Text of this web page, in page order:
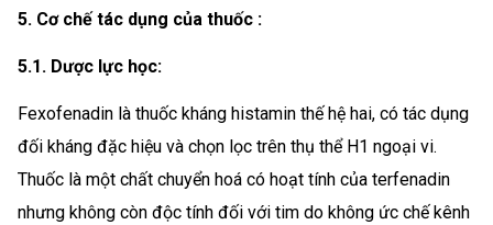
5. Cơ chế tác dụng của thuốc :
5.1. Dược lực học:
Fexofenadin là thuốc kháng histamin thế hệ hai, có tác dụng
đối kháng đặc hiệu và chọn lọc trên thụ thể H1 ngoại vi.
Thuốc là một chất chuyển hoá có hoạt tính của terfenadin
nhưng không còn độc tính đối với tim do không ức chế kênh